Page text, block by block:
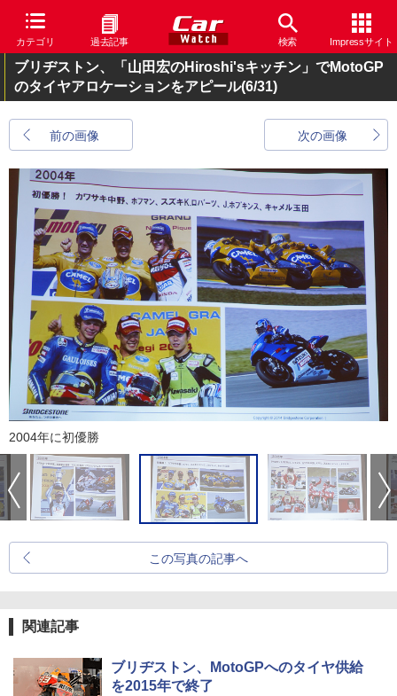
カテゴリ 過去記事 検索 Impressサイト
ブリヂストン、「山田宏のHiroshi'sキッチン」でMotoGP
のタイヤアロケーションをアピール(6/31)
前の画像 次の画像
2004年に初優勝
この写真の記事へ
関連記事
ブリヂストン、MotoGPへのタイヤ供給
を2015年で終了